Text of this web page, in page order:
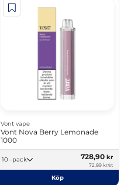
Vont vape
Vont Nova Berry Lemonade
1000
10 -pack 728,90 kr
72,89 kr/st
Köp